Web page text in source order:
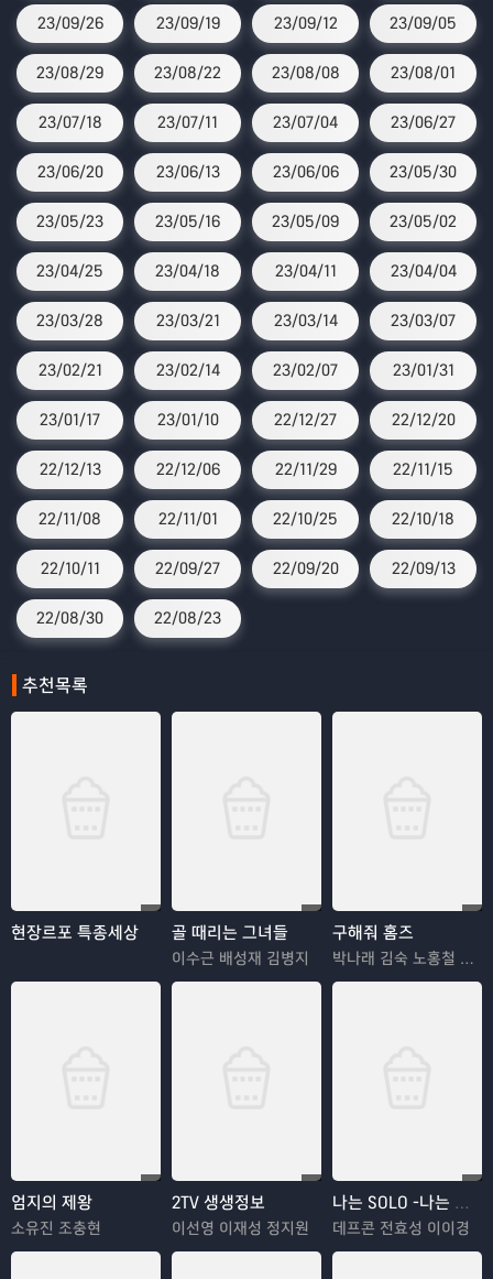
23/09/26 23/09/19 23/09/12 23/09/05
23/08/29 23/08/22 23/08/08 23/08/01
23/07/18 23/07/11 23/07/04 23/06/27
23/06/20 23/06/13 23/06/06 23/05/30
23/05/23 23/05/16 23/05/09 23/05/02
23/04/25 23/04/18 23/04/11 23/04/04
23/03/28 23/03/21 23/03/14 23/03/07
23/02/21 23/02/14 23/02/07 23/01/31
23/01/17 23/01/10 22/12/27 22/12/20
22/12/13 22/12/06 22/11/29 22/11/15
22/11/08 22/11/01 22/10/25 22/10/18
22/10/11 22/09/27 22/09/20 22/09/13
22/08/30 22/08/23
추천목록
현장르포 특종세상 골 때리는 그녀들
이수근 배성재 김병지
구해줘 홈즈
박나래 김숙 노홍철 김광규 장동민
엄지의 제왕
소유진 조충현
2TV 생생정보
이선영 이재성 정지원
나는 SOLO -나는 솔로
데프콘 전효성 이이경